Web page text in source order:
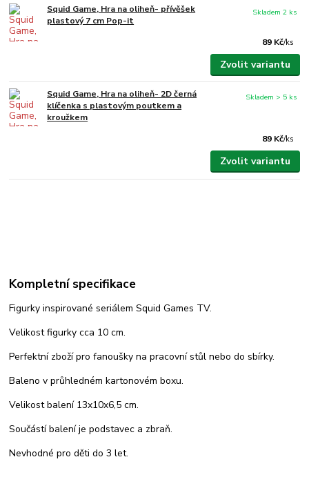
Squid Game, Hra na oliheň- přívěšek
plastový 7 cm Pop-it
89 Kč/ks
Skladem 2 ks
Zvolit variantu
Squid Game, Hra na oliheň- 2D černá
klíčenka s plastovým poutkem a
kroužkem
89 Kč/ks
Skladem > 5 ks
Zvolit variantu
Kompletní specifikace
Figurky inspirované seriálem Squid Games TV.
Velikost figurky cca 10 cm.
Perfektní zboží pro fanoušky na pracovní stůl nebo do sbírky.
Baleno v průhledném kartonovém boxu.
Velikost balení 13x10x6,5 cm.
Součástí balení je podstavec a zbraň.
Nevhodné pro děti do 3 let.